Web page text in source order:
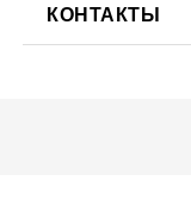
КОНТАКТЫ